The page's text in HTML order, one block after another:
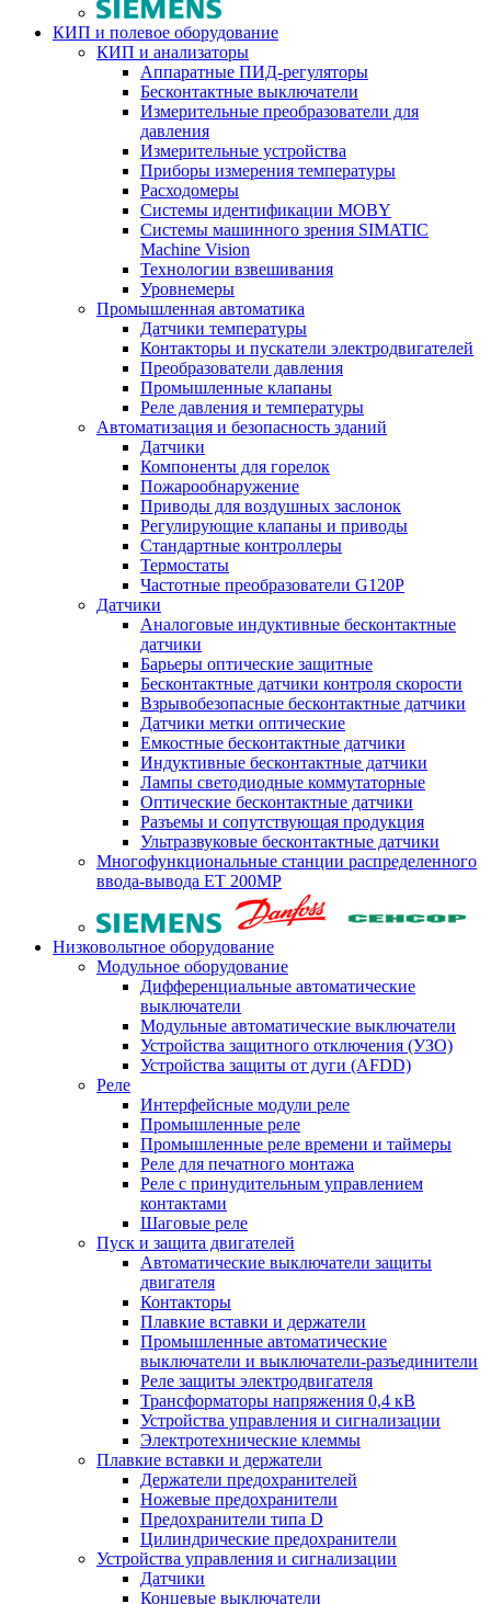
КИП и полевое оборудование
КИП и анализаторы
Аппаратные ПИД-регуляторы
Бесконтактные выключатели
Измерительные преобразователи для
давления
Измерительные устройства
Приборы измерения температуры
Расходомеры
Системы идентификации MOBY
Системы машинного зрения SIMATIC
Machine Vision
Технологии взвешивания
Уровнемеры
Промышленная автоматика
Датчики температуры
Контакторы и пускатели электродвигателей
Преобразователи давления
Промышленные клапаны
Реле давления и температуры
Автоматизация и безопасность зданий
Датчики
Компоненты для горелок
Пожарообнаружение
Приводы для воздушных заслонок
Регулирующие клапаны и приводы
Стандартные контроллеры
Термостаты
Частотные преобразователи G120P
Датчики
Аналоговые индуктивные бесконтактные
датчики
Барьеры оптические защитные
Бесконтактные датчики контроля скорости
Взрывобезопасные бесконтактные датчики
Датчики метки оптические
Емкостные бесконтактные датчики
Индуктивные бесконтактные датчики
Лампы светодиодные коммутаторные
Оптические бесконтактные датчики
Разъемы и сопутствующая продукция
Ультразвуковые бесконтактные датчики
Многофункциональные станции распределенного
ввода-вывода ET 200MP
Низковольтное оборудование
Модульное оборудование
Дифференциальные автоматические
выключатели
Модульные автоматические выключатели
Устройства защитного отключения (УЗО)
Устройства защиты от дуги (AFDD)
Реле
Интерфейсные модули реле
Промышленные реле
Промышленные реле времени и таймеры
Реле для печатного монтажа
Реле с принудительным управлением
контактами
Шаговые реле
Пуск и защита двигателей
Автоматические выключатели защиты
двигателя
Контакторы
Плавкие вставки и держатели
Промышленные автоматические
выключатели и выключатели-разъединители
Реле защиты электродвигателя
Трансформаторы напряжения 0,4 кВ
Устройства управления и сигнализации
Электротехнические клеммы
Плавкие вставки и держатели
Держатели предохранителей
Ножевые предохранители
Предохранители типа D
Цилиндрические предохранители
Устройства управления и сигнализации
Датчики
Концевые выключатели